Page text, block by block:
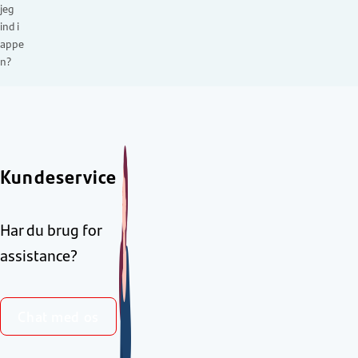
jeg
ind i
appe
n?
Kundeservice
Har du brug for
assistance?